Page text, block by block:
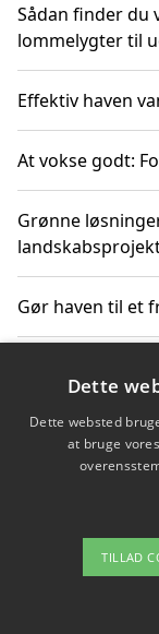
Sådan finder du
lommelygter til
Effektiv haven
At vokse godt:
Grønne
Gør haven til et
Om
Dette
Dette websted
at bruge
TILLAD